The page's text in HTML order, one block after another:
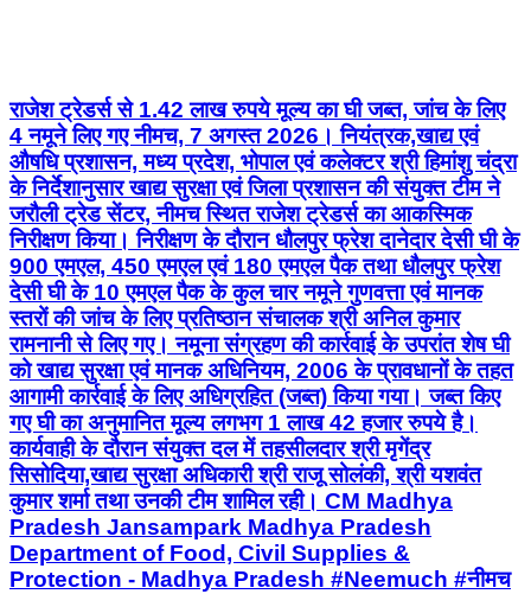
राजेश ट्रेडर्स से 1.42 लाख रुपये मूल्य का घी जब्त, जांच के लिए
4 नमूने लिए गए नीमच, 7 अगस्त 2026। नियंत्रक,खाद्य एवं
औषधि प्रशासन, मध्य प्रदेश, भोपाल एवं कलेक्टर श्री हिमांशु चंद्रा
के निर्देशानुसार खाद्य सुरक्षा एवं जिला प्रशासन की संयुक्त टीम ने
जरौली ट्रेड सेंटर, नीमच स्थित राजेश ट्रेडर्स का आकस्मिक
निरीक्षण किया। निरीक्षण के दौरान धौलपुर फ्रेश दानेदार देसी घी के
900 एमएल, 450 एमएल एवं 180 एमएल पैक तथा धौलपुर फ्रेश
देसी घी के 10 एमएल पैक के कुल चार नमूने गुणवत्ता एवं मानक
स्तरों की जांच के लिए प्रतिष्ठान संचालक श्री अनिल कुमार
रामनानी से लिए गए। नमूना संग्रहण की कार्रवाई के उपरांत शेष घी
को खाद्य सुरक्षा एवं मानक अधिनियम, 2006 के प्रावधानों के तहत
आगामी कार्रवाई के लिए अधिग्रहित (जब्त) किया गया। जब्त किए
गए घी का अनुमानित मूल्य लगभग 1 लाख 42 हजार रुपये है।
कार्यवाही के दौरान संयुक्त दल में तहसीलदार श्री मृगेंद्र
सिसोदिया,खाद्य सुरक्षा अधिकारी श्री राजू सोलंकी, श्री यशवंत
कुमार शर्मा तथा उनकी टीम शामिल रही। CM Madhya
Pradesh Jansampark Madhya Pradesh
Department of Food, Civil Supplies &
Protection - Madhya Pradesh #Neemuch #नीमच